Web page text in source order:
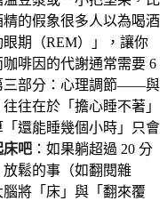
的假象很多人以為喝酒
期（REM）」，讓你
啡因的代謝通常需要 6
三部分：心理調節——與
往在於「擔心睡不著」
「還能睡幾個小時」只會
床吧 ：如果躺超過 20 分
鬆的事（如翻閱雜
將「床」與「翻來覆